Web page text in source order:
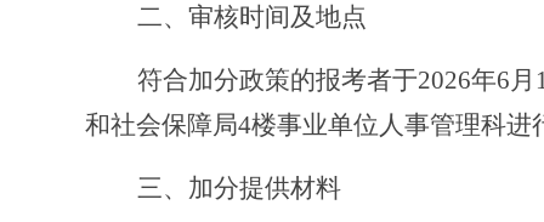
二、审核时间及地点
符合加分政策的报考者于2026年6
和社会保障局4楼事业单位人事管理科
三、加分提供材料